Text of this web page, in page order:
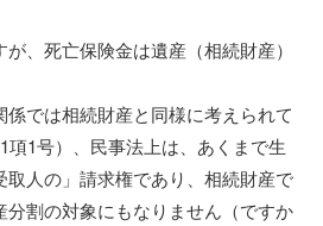
、死亡保険金は遺産（相続財産）
では相続財産と同様に考えられて
項1号）、民事法上は、あくまで生
人の」請求権であり、相続財産で
分割の対象にもなりません（ですか